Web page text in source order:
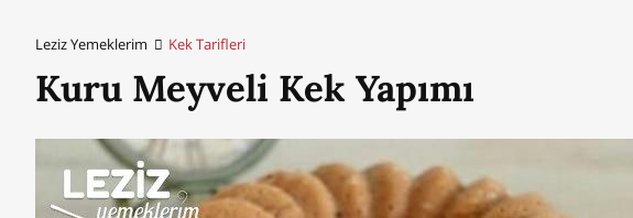
Leziz Yemeklerim Kek Tarifleri
Kuru Meyveli Kek Yapımı